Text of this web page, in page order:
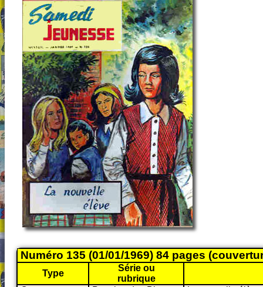
Numéro 135 (01/01/1969) 84 pages
Type
Série ou
rubrique